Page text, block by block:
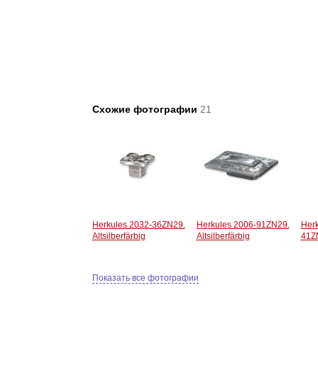
Схожие фотографии 21
Herkules 2032-36ZN29.
Altsilberfärbig
Herkules 2006-91ZN29.
Altsilberfärbig
Показать все фотографии